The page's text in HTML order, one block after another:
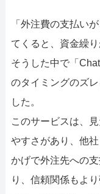
「外注費の支払い
てくると、資金繰
そうした中で「
のタイミングのズ
した。
このサービスは、
やすさがあり、他
かげで外注先への
り、信頼関係もよ